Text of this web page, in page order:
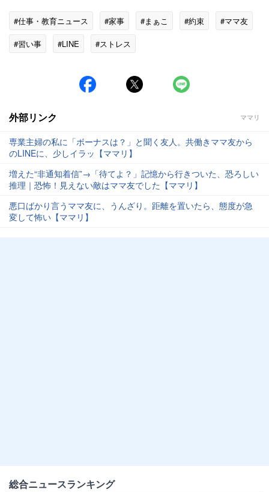
#仕事・教育ニュース #家事 #まぁこ #約束
#ママ友
#習い事
#LINE #ストレス
外部リンク ママリ
専業主婦の私に「ボーナスは？」と聞く友人。共働きママ友から
のLINEに、少しイラッ【ママリ】
増えた“非通知着信”→「待てよ？」記憶から行きついた、恐ろしい
推理｜恐怖！見えない敵はママ友でした【ママリ】
悪口ばかり言うママ友に、うんざり。距離を置いたら、態度が急
変して怖い【ママリ】
総合ニュースランキング